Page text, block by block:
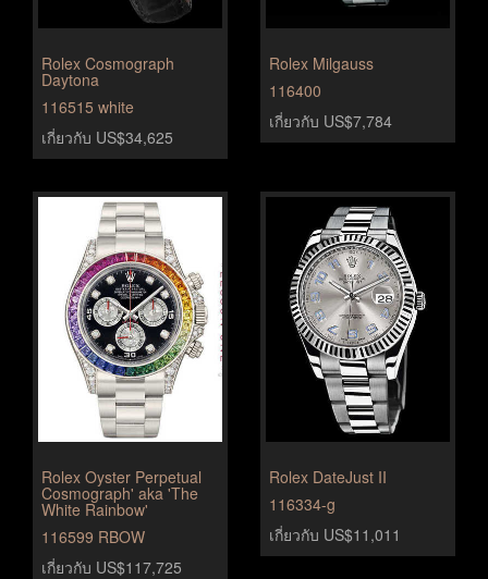
Rolex Cosmograph
Daytona
116515 white
เกี่ยวกับ US$34,625
Rolex Milgauss
116400
เกี่ยวกับ US$7,784
Rolex Oyster Perpetual
Cosmograph' aka 'The
White Rainbow'
116599 RBOW
เกี่ยวกับ US$117,725
Rolex DateJust II
116334-g
เกี่ยวกับ US$11,011